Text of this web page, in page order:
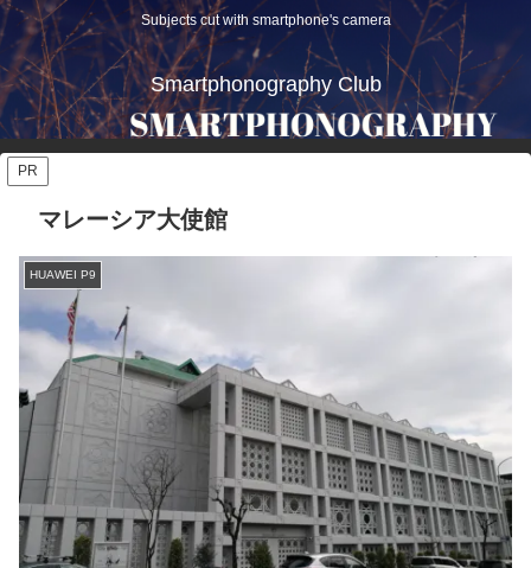
Subjects cut with smartphone's camera
Smartphonography Club
PR
マレーシア大使館
HUAWEI P9